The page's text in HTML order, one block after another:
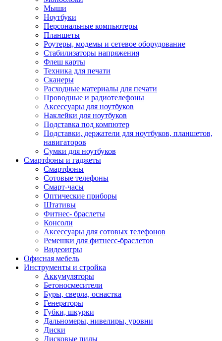
Мыши
Ноутбуки
Персональные компьютеры
Планшеты
Роутеры, модемы и сетевое оборудование
Стабилизаторы напряжения
Флеш карты
Техника для печати
Сканеры
Расходные материалы для печати
Проводные и радиотелефоны
Аксессуары для ноутбуков
Наклейки для ноутбуков
Подставка под компютер
Подставки, держатели для ноутбуков, планшетов,
навигаторов
Сумки для ноутбуков
Смартфоны и гаджеты
Смартфоны
Сотовые телефоны
Смарт-часы
Оптические приборы
Штативы
Фитнес- браслеты
Консоли
Аксессуары для сотовых телефонов
Ремешки для фитнесс-браслетов
Видеоигры
Офисная мебель
Инструменты и стройка
Аккумуляторы
Бетоносмесители
Буры, сверла, оснастка
Генераторы
Губки, шкурки
Дальномеры, нивелиры, уровни
Диски
Дисковые пилы